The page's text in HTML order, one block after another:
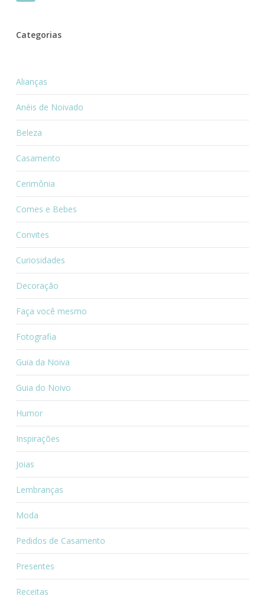
Categorias
Alianças
Anéis de Noivado
Beleza
Casamento
Cerimônia
Comes e Bebes
Convites
Curiosidades
Decoração
Faça você mesmo
Fotografia
Guia da Noiva
Guia do Noivo
Humor
Inspirações
Joias
Lembranças
Moda
Pedidos de Casamento
Presentes
Receitas